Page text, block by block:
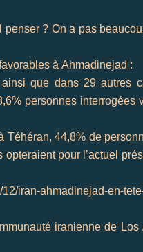
? On a pas
à Ahmadinejad :
ainsi que dans 29 autres
personnes interrogées
Téhéran, 44,8% de
opteraient pour l’actuel
iran-ahmadinejad-en-
iranienne de Los